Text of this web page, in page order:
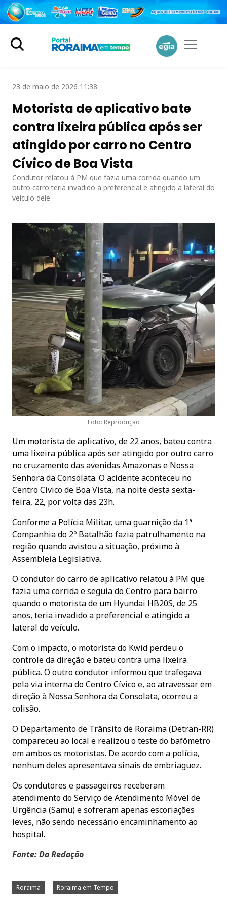
23 de maio de 2026 11:38
Motorista de aplicativo bate
contra lixeira pública após ser
atingido por carro no Centro
Cívico de Boa Vista
Condutor relatou à PM que fazia uma corrida quando um
outro carro teria invadido a preferencial e atingido a lateral do
veículo dele
Foto: Reprodução
Um motorista de aplicativo, de 22 anos, bateu contra
uma lixeira pública após ser atingido por outro carro
no cruzamento das avenidas Amazonas e Nossa
Senhora da Consolata. O acidente aconteceu no
Centro Cívico de Boa Vista, na noite desta sexta-
feira, 22, por volta das 23h.
Conforme a Polícia Militar, uma guarnição da 1ª
Companhia do 2º Batalhão fazia patrulhamento na
região quando avistou a situação, próximo à
Assembleia Legislativa.
O condutor do carro de aplicativo relatou à PM que
fazia uma corrida e seguia do Centro para bairro
quando o motorista de um Hyundai HB20S, de 25
anos, teria invadido a preferencial e atingido a
lateral do veículo.
Com o impacto, o motorista do Kwid perdeu o
controle da direção e bateu contra uma lixeira
pública. O outro condutor informou que trafegava
pela via interna do Centro Cívico e, ao atravessar em
direção à Nossa Senhora da Consolata, ocorreu a
colisão.
O Departamento de Trânsito de Roraima (Detran-RR)
compareceu ao local e realizou o teste do bafômetro
em ambos os motoristas. De acordo com a polícia,
nenhum deles apresentava sinais de embriaguez.
Os condutores e passageiros receberam
atendimento do Serviço de Atendimento Móvel de
Urgência (Samu) e sofreram apenas escoriações
leves, não sendo necessário encaminhamento ao
hospital.
Fonte: Da Redação
Roraima Roraima em Tempo